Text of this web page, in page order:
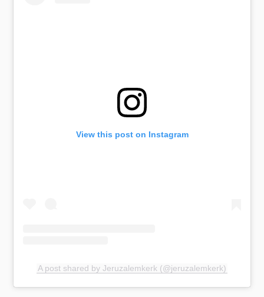
View this post on Instagram
A post shared by Jeruzalemkerk (@jeruzalemkerk)